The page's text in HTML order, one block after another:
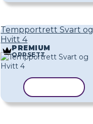
Tempportrett Svart og
Hvitt 4
PREMIUM
OPPSETT